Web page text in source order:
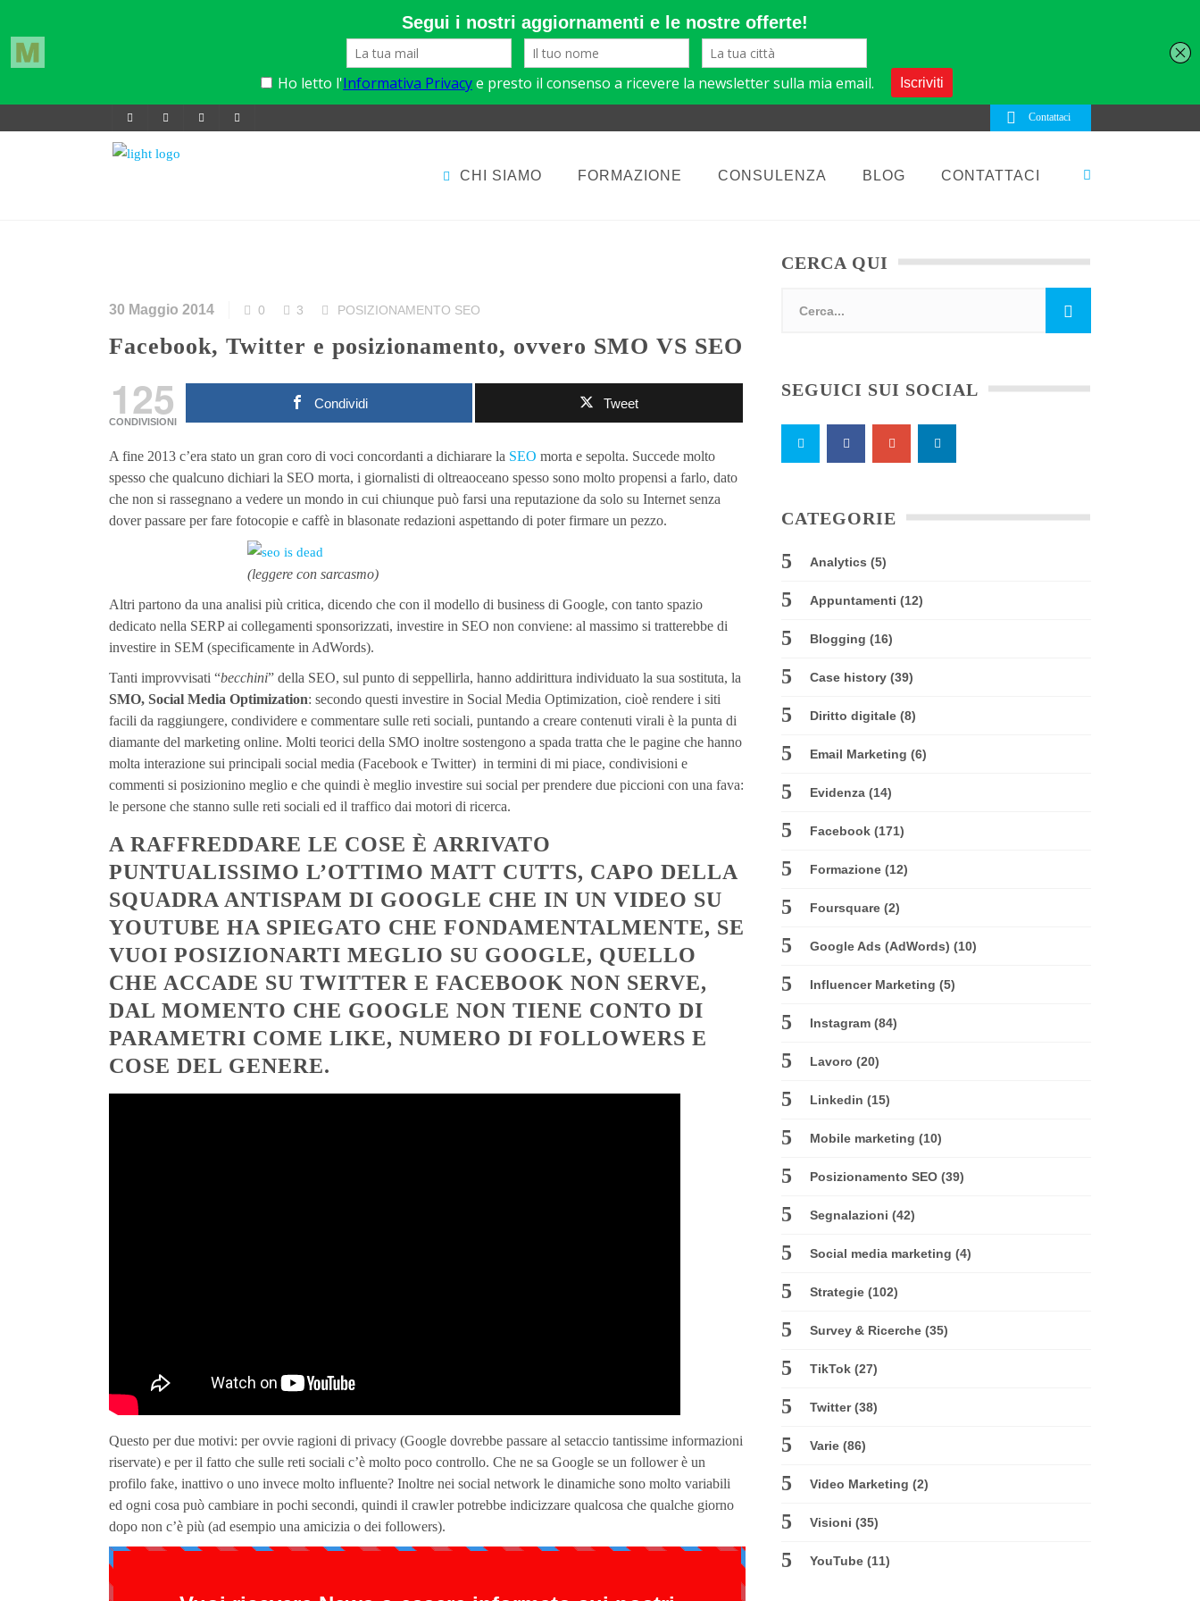
Contattaci
CHI SIAMO FORMAZIONE CONSULENZA BLOG CONTATTACI
30 Maggio 2014 0 3 POSIZIONAMENTO SEO
Facebook, Twitter e posizionamento, ovvero SMO VS SEO
125
CONDIVISIONI
Condividi Tweet
A fine 2013 c’era stato un gran coro di voci concordanti a dichiarare la SEO morta e sepolta. Succede molto
spesso che qualcuno dichiari la SEO morta, i giornalisti di oltreaoceano spesso sono molto propensi a farlo, dato
che non si rassegnano a vedere un mondo in cui chiunque può farsi una reputazione da solo su Internet senza
dover passare per fare fotocopie e caffè in blasonate redazioni aspettando di poter firmare un pezzo.
(leggere con sarcasmo)
Altri partono da una analisi più critica, dicendo che con il modello di business di Google, con tanto spazio
dedicato nella SERP ai collegamenti sponsorizzati, investire in SEO non conviene: al massimo si tratterebbe di
investire in SEM (specificamente in AdWords).
Tanti improvvisati “becchini” della SEO, sul punto di seppellirla, hanno addirittura individuato la sua sostituta, la
SMO, Social Media Optimization: secondo questi investire in Social Media Optimization, cioè rendere i siti
facili da raggiungere, condividere e commentare sulle reti sociali, puntando a creare contenuti virali è la punta di
diamante del marketing online. Molti teorici della SMO inoltre sostengono a spada tratta che le pagine che hanno
molta interazione sui principali social media (Facebook e Twitter) in termini di mi piace, condivisioni e
commenti si posizionino meglio e che quindi è meglio investire sui social per prendere due piccioni con una fava:
le persone che stanno sulle reti sociali ed il traffico dai motori di ricerca.
A RAFFREDDARE LE COSE È ARRIVATO
PUNTUALISSIMO L’OTTIMO MATT CUTTS, CAPO DELLA
SQUADRA ANTISPAM DI GOOGLE CHE IN UN VIDEO SU
YOUTUBE HA SPIEGATO CHE FONDAMENTALMENTE, SE
VUOI POSIZIONARTI MEGLIO SU GOOGLE, QUELLO
CHE ACCADE SU TWITTER E FACEBOOK NON SERVE,
DAL MOMENTO CHE GOOGLE NON TIENE CONTO DI
PARAMETRI COME LIKE, NUMERO DI FOLLOWERS E
COSE DEL GENERE.
Questo per due motivi: per ovvie ragioni di privacy (Google dovrebbe passare al setaccio tantissime informazioni
riservate) e per il fatto che sulle reti sociali c’è molto poco controllo. Che ne sa Google se un follower è un
profilo fake, inattivo o uno invece molto influente? Inoltre nei social network le dinamiche sono molto variabili
ed ogni cosa può cambiare in pochi secondi, quindi il crawler potrebbe indicizzare qualcosa che qualche giorno
dopo non c’è più (ad esempio una amicizia o dei followers).
CERCA QUI
SEGUICI SUI SOCIAL
CATEGORIE
Analytics (5)
Appuntamenti (12)
Blogging (16)
Case history (39)
Diritto digitale (8)
Email Marketing (6)
Evidenza (14)
Facebook (171)
Formazione (12)
Foursquare (2)
Google Ads (AdWords) (10)
Influencer Marketing (5)
Instagram (84)
Lavoro (20)
Linkedin (15)
Mobile marketing (10)
Posizionamento SEO (39)
Segnalazioni (42)
Social media marketing (4)
Strategie (102)
Survey & Ricerche (35)
TikTok (27)
Twitter(38)
Varie (86)
Video Marketing (2)
Visioni (35)
YouTube (11)